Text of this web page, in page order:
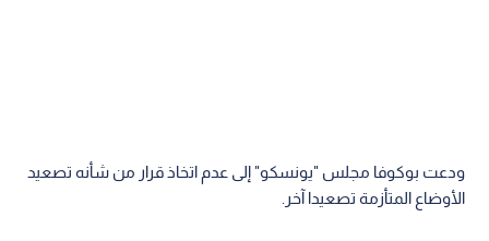
ودعت بوكوفا مجلس "يونسكو" إلى عدم اتخاذ قرار من شأنه تصعيد
الأوضاع المتأزمة تصعيدا آخر.